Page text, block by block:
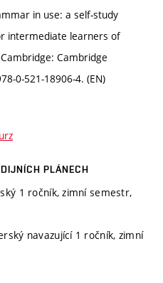
in use: a self-study
intermediate learners of
Cambridge
0-521-18906-4. (EN)
PLÁNECH
1 ročník, zimní semestr,
navazující 1 ročník, zimní